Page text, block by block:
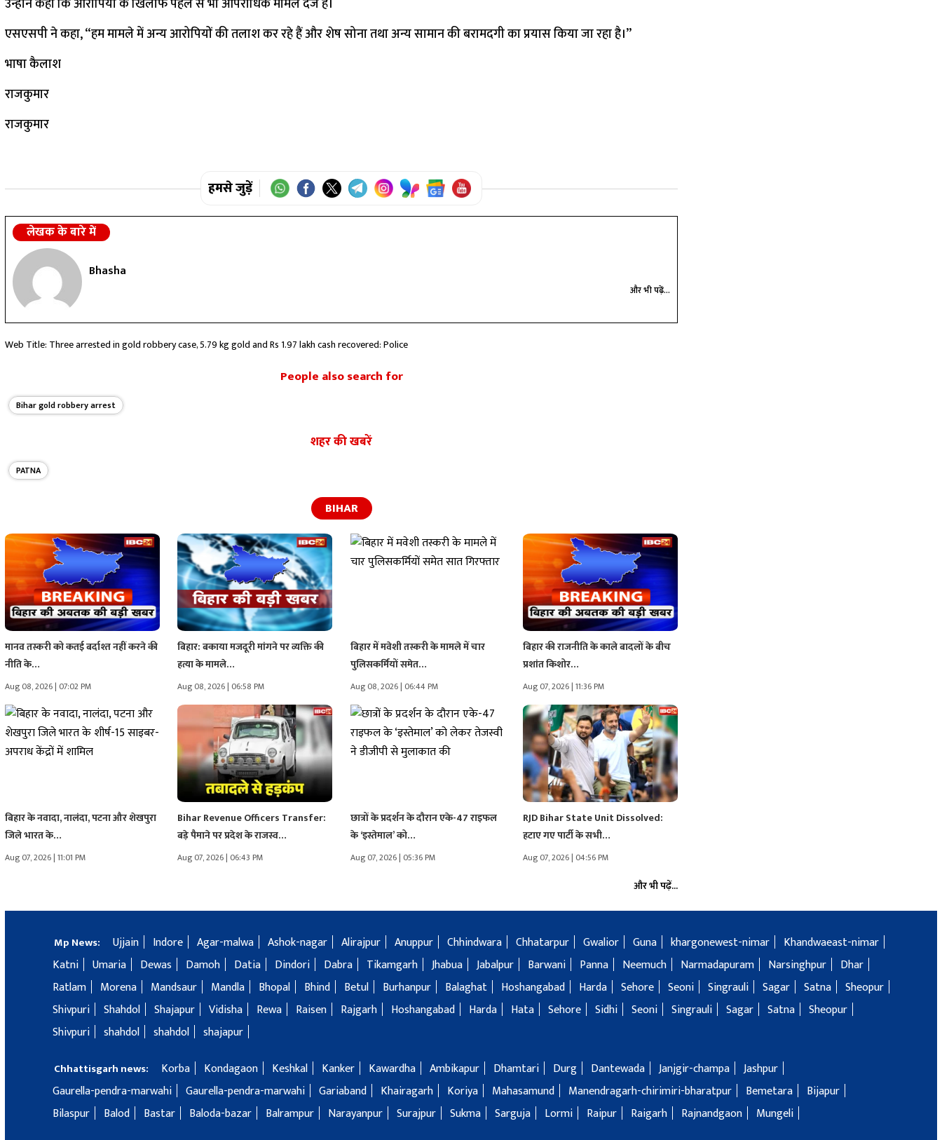
उन्होंने कहा कि आरोपियों के खिलाफ पहले से भी आपराधिक मामले दर्ज हैं।
एसएसपी ने कहा, “हम मामले में अन्य आरोपियों की तलाश कर रहे हैं और शेष सोना तथा अन्य सामान की बरामदगी का प्रयास किया जा रहा है।”
भाषा कैलाश
राजकुमार
राजकुमार
हमसे जुड़ें
लेखक के बारे में
Bhasha
और भी पढ़ें...
Web Title: Three arrested in gold robbery case, 5.79 kg gold and Rs 1.97 lakh cash recovered: Police
People also search for
Bihar gold robbery arrest
शहर की खबरें
PATNA
BIHAR
मानव तस्करी को कतई बर्दाश्त नहीं करने की
नीति के…
Aug 08, 2026 | 07:02 PM
बिहार: बकाया मजदूरी मांगने पर व्यक्ति की
हत्या के मामले…
Aug 08, 2026 | 06:58 PM
बिहार में मवेशी तस्करी के मामले में चार
पुलिसकर्मियों समेत…
Aug 08, 2026 | 06:44 PM
बिहार की राजनीति के काले बादलों के बीच
प्रशांत किशोर…
Aug 07, 2026 | 11:36 PM
बिहार के नवादा, नालंदा, पटना और शेखपुरा
जिले भारत के…
Aug 07, 2026 | 11:01 PM
Bihar Revenue Officers Transfer:
बड़े पैमाने पर प्रदेश के राजस्व…
Aug 07, 2026 | 06:43 PM
छात्रों के प्रदर्शन के दौरान एके-47 राइफल
के ‘इस्तेमाल’ को…
Aug 07, 2026 | 05:36 PM
RJD Bihar State Unit Dissolved:
हटाए गए पार्टी के सभी…
Aug 07, 2026 | 04:56 PM
और भी पढ़ें...
Mp News: Ujjain Indore Agar-malwa Ashok-nagar Alirajpur Anuppur Chhindwara Chhatarpur Gwalior Guna khargonewest-nimar
Khandwaeast-nimar
Katni
Umaria Dewas Damoh Datia Dindori Dabra Tikamgarh Jhabua Jabalpur Barwani Panna Neemuch Narmadapuram Narsinghpur
Dhar
Ratlam
Morena Mandsaur Mandla Bhopal Bhind Betul Burhanpur Balaghat Hoshangabad Harda Sehore Seoni Singrauli Sagar Satna
Sheopur
Shivpuri
Shahdol Shajapur Vidisha Rewa Raisen Rajgarh Hoshangabad Harda Hata Sehore Sidhi Seoni Singrauli Sagar Satna
Sheopur
Shivpuri
shahdol shahdol shajapur
Chhattisgarh news: Korba Kondagaon Keshkal Kanker Kawardha Ambikapur Dhamtari Durg Dantewada Janjgir-champa
Jashpur
Gaurella-pendra-marwahi
Gaurella-pendra-marwahi Gariaband Khairagarh Koriya Mahasamund Manendragarh-chirimiri-bharatpur Bemetara
Bijapur
Bilaspur
Balod Bastar Baloda-bazar Balrampur Narayanpur Surajpur Sukma Sarguja Lormi Raipur Raigarh Rajnandgaon Mungeli